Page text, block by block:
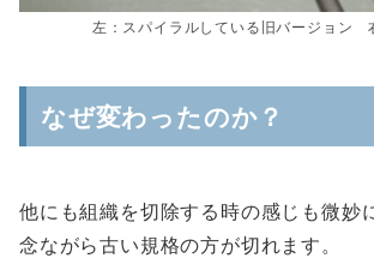
左：スパイラルしている旧バージョン
なぜ変わったのか？
他にも組織を切除する時の感じも微妙
念ながら古い規格の方が切れます。